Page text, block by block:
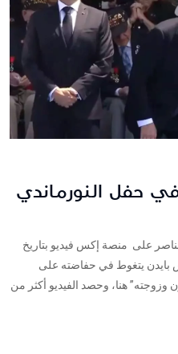
حفل النورماندي
على منصة إكس فيديو بتاريخ
بعنوان “الرئيس بايدن يتغوط في حفاضته على
هنا، وحصد الفيديو أكثر من